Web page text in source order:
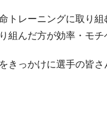
トレーニングに取り
組んだ方が効率・モチ
きっかけに選手の皆